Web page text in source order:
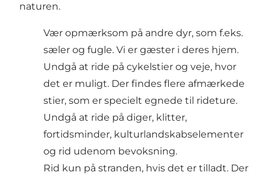
naturen.
Vær opmærksom på andre dyr, som f.eks.
sæler og fugle. Vi er gæster i deres hjem.
Undgå at ride på cykelstier og veje, hvor
det er muligt. Der findes flere afmærkede
stier, som er specielt egnede til rideture.
Undgå at ride på diger, klitter,
fortidsminder, kulturlandskabselementer
og rid udenom bevoksning.
Rid kun på stranden, hvis det er tilladt. Der